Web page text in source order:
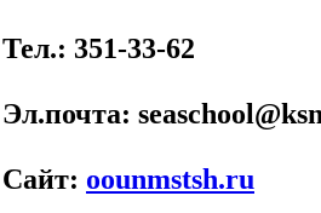
Тел.: 351-33-62
Эл.почта:
Сайт: oounmstsh.ru